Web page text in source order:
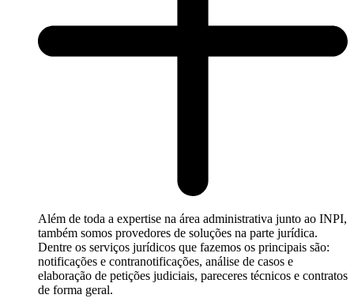
Além de toda a expertise na área administrativa junto ao INPI,
também somos provedores de soluções na parte jurídica.
Dentre os serviços jurídicos que fazemos os principais são:
notificações e contranotificações, análise de casos e
elaboração de petições judiciais, pareceres técnicos e contratos
de forma geral.